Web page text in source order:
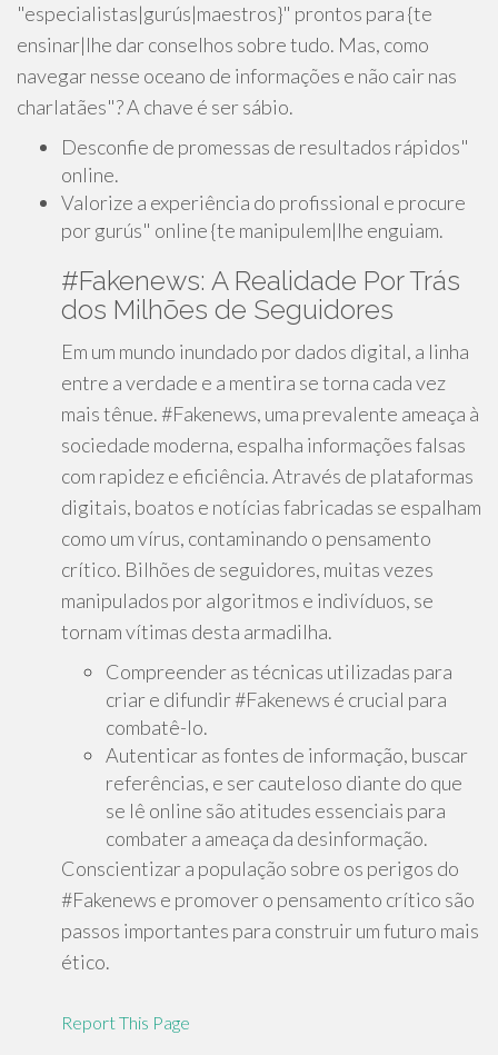
"especialistas|gurús|maestros}" prontos para {te
ensinar|lhe dar conselhos sobre tudo. Mas, como
navegar nesse oceano de informações e não cair nas
charlatães"? A chave é ser sábio.
Desconfie de promessas de resultados rápidos"
online.
Valorize a experiência do profissional e procure
por gurús" online {te manipulem|lhe enguiam.
#Fakenews: A Realidade Por Trás
dos Milhões de Seguidores
Em um mundo inundado por dados digital, a linha
entre a verdade e a mentira se torna cada vez
mais tênue. #Fakenews, uma prevalente ameaça à
sociedade moderna, espalha informações falsas
com rapidez e eficiência. Através de plataformas
digitais, boatos e notícias fabricadas se espalham
como um vírus, contaminando o pensamento
crítico. Bilhões de seguidores, muitas vezes
manipulados por algoritmos e indivíduos, se
tornam vítimas desta armadilha.
Compreender as técnicas utilizadas para
criar e difundir #Fakenews é crucial para
combatê-lo.
Autenticar as fontes de informação, buscar
referências, e ser cauteloso diante do que
se lê online são atitudes essenciais para
combater a ameaça da desinformação.
Conscientizar a população sobre os perigos do
#Fakenews e promover o pensamento crítico são
passos importantes para construir um futuro mais
ético.
Report This Page